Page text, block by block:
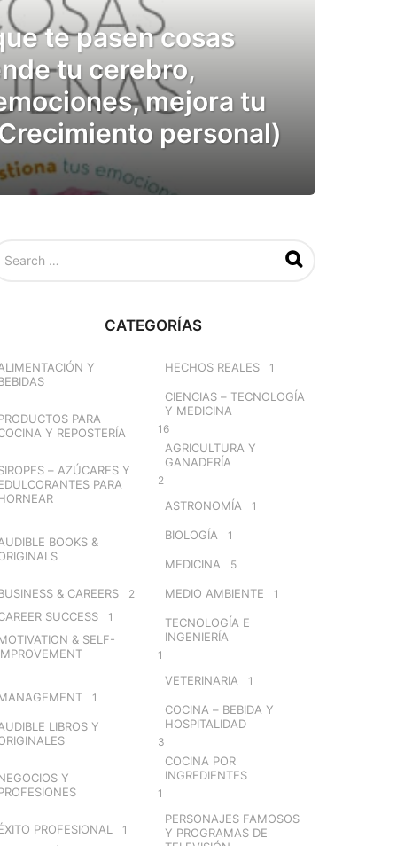
te pasen cosas
tu cerebro,
mejora tu
personal)
CATEGORÍAS
Y
PARA
Y REPOSTERÍA
– AZÚCARES Y
PARA
BOOKS &
& CAREERS 2
SUCCESS 1
& SELF-
1
LIBROS Y
Y
PROFESIONAL 1
HECHOS REALES 1
CIENCIAS – TECNOLOGÍA
Y MEDICINA
16
AGRICULTURA Y
GANADERÍA
2
ASTRONOMÍA 1
BIOLOGÍA 1
MEDICINA 5
MEDIO AMBIENTE 1
TECNOLOGÍA E
INGENIERÍA
1
VETERINARIA 1
COCINA – BEBIDA Y
HOSPITALIDAD
3
COCINA POR
INGREDIENTES
1
PERSONAJES FAMOSOS
Y PROGRAMAS DE